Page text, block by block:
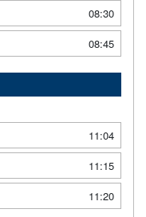
08:30
08:45
11:04
11:15
11:20